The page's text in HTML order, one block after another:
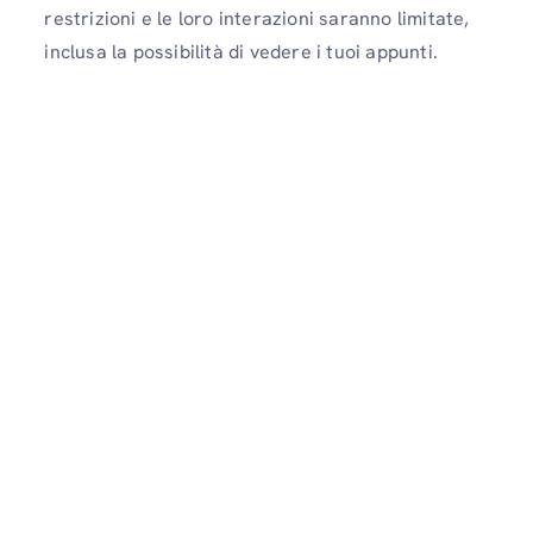
restrizioni e le loro interazioni saranno limitate,
inclusa la possibilità di vedere i tuoi appunti.